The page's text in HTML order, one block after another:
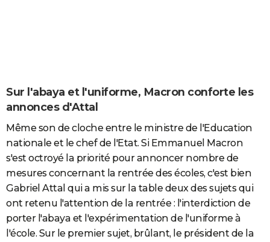
Sur l'abaya et l'uniforme, Macron conforte les
annonces d'Attal
Même son de cloche entre le ministre de l'Education
nationale et le chef de l'Etat. Si Emmanuel Macron
s'est octroyé la priorité pour annoncer nombre de
mesures concernant la rentrée des écoles, c'est bien
Gabriel Attal qui a mis sur la table deux des sujets qui
ont retenu l'attention de la rentrée : l'interdiction de
porter l'abaya et l'expérimentation de l'uniforme à
l'école. Sur le premier sujet, brûlant, le président de la